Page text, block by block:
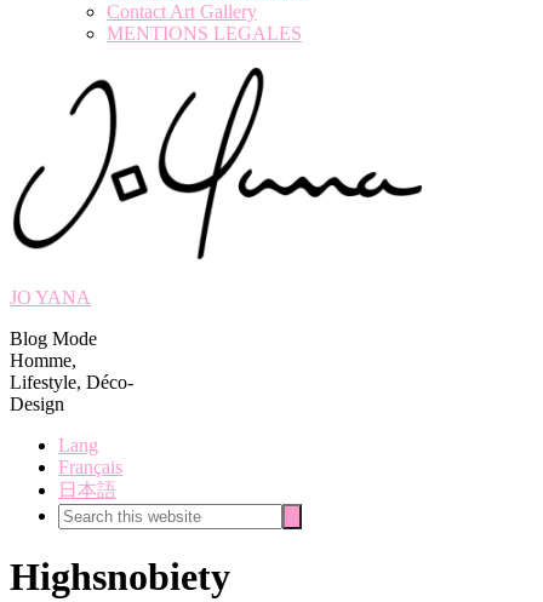
Contact Art Gallery
MENTIONS LEGALES
JO YANA
Blog Mode
Homme,
Lifestyle, Déco-
Design
Lang
Français
日本語
Search
this
Highsnobiety